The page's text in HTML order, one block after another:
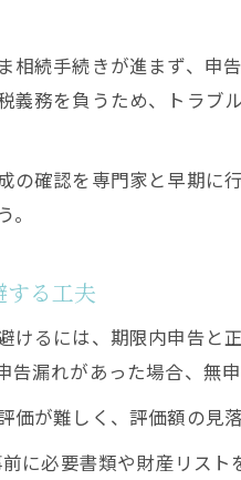
相続手続きが進まず、申
義務を負うため、トラ
確認を専門家と早期に
る工夫
けるには、期限内申告と
漏れがあった場合、無
が難しく、評価額の見
に必要書類や財産リスト